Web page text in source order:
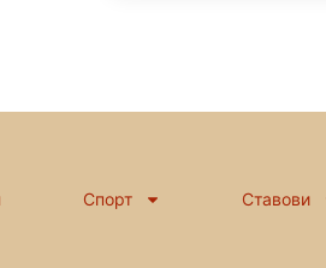
Спорт Ставови